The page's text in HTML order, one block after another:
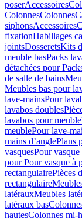
poserAccessoires
ColonnesColonnes
siphonsAccessoires
fixationHabillages
jointsDosseretsKits
meuble basPacks
détachées pour
de salle de bains
Meubles bas pour
lave-mainsPour
lavabos doubles
lavabos pour meuble
meublePour lave-
mains d’anglePlans
vasquesPour
pour Pour vasque à
rectangulairePièces
rectangulaire
latérauxMeubles
latéraux bas
hautesColonnes mi-